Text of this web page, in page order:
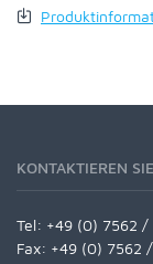
KONTAKTIEREN
Tel: +49 (0) 7562
Fax: +49 (0) 7562